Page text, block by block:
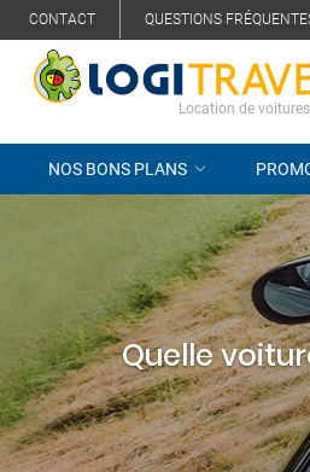
CONTACT QUESTIONS
Location de
NOS BONS PLANS
Quelle